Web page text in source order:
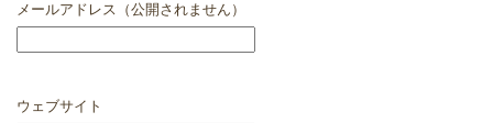
メールアドレス（公開されません）
ウェブサイト